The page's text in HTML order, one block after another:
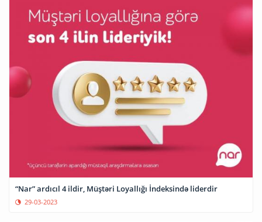
“Nar” ardıcıl 4 ildir, Müştəri Loyallığı İndeksində liderdir
29-03-2023